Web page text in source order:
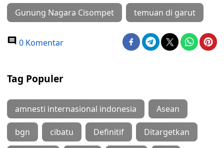
Gunung Nagara Cisompet temuan di garut
0 Komentar
Tag Populer
amnesti internasional indonesia Asean
bgn cibatu Definitif Ditargetkan